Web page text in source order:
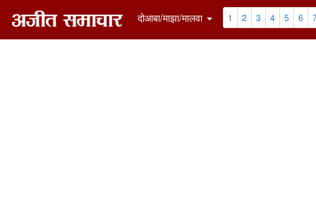
दोआबा/माझा/मालवा 1 2 3 4 5 6